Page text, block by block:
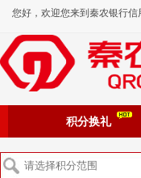
您好，欢迎您来到秦农银行信
积分换礼